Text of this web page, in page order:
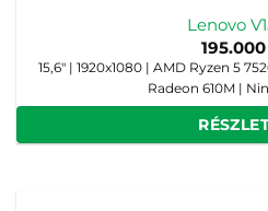
Lenovo
195.000
15,6" | 1920x1080 | AMD Ryzen 5
Radeon 610M |